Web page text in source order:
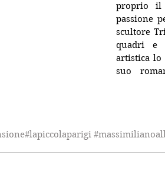
proprio il
passione
scultore
quadri e
artistica lo
suo
#lapiccolaparigi